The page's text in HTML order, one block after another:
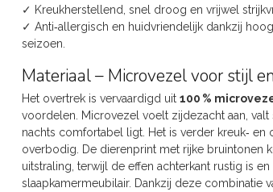
✓ Kreukherstellend, snel droog en vrijwel
✓ Anti‑allergisch en huidvriendelijk dankzij
seizoen.
Materiaal – Microvezel voor stijl
Het overtrek is vervaardigd uit 100 %
voordelen. Microvezel voelt zijdezacht aan,
nachts comfortabel ligt. Het is verder kreuk‑
overbodig. De dierenprint met rijke bruintonen
uitstraling, terwijl de effen achterkant rustig is
slaapkamermeubilair. Dankzij deze combinatie